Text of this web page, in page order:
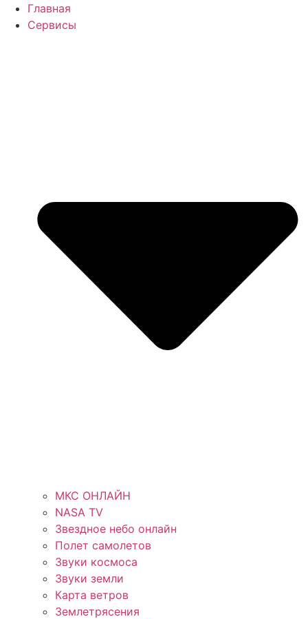
ПерейтиГлавная
Сервисы
МКС ОНЛАЙН
NASA TV
Звездное небо онлайн
Полет самолетов
Звуки космоса
Звуки земли
Карта ветров
Землетрясения